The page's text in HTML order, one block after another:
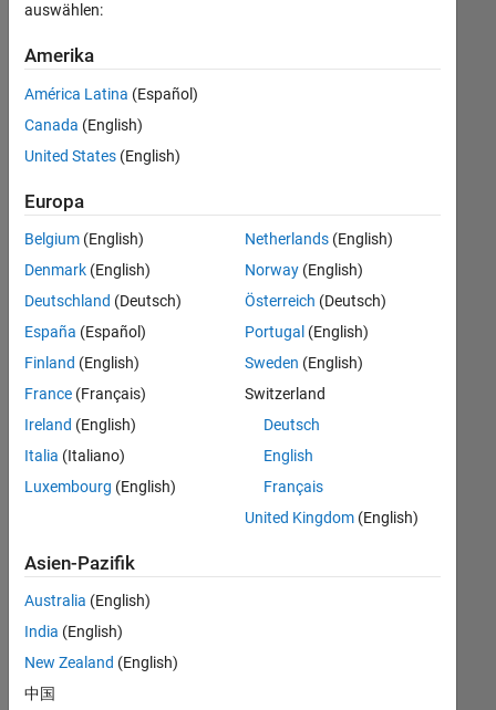
Inside Sales
Business Model Team
Human Resources
Legal
Büro- und Verwaltungsdienste
Derzeit
es
keine
offenen
Stellen,
Ihren
Suchkriterien
entsprechen.
können
die
Suchkriterien
weiter
fassen
oder
alle
Stellenangebote
anzeigen .
noch
keine
offenen
Stellen
können,
auswählen:
Amerika
América Latina (Español)
Canada (English)
United States (English)
Europa
Belgium (English)
Denmark (English)
Deutschland (Deutsch)
España (Español)
Finland (English)
France (Français)
Ireland (English)
Italia (Italiano)
Luxembourg (English)
Netherlands(English)
Norway(English)
Österreich (Deutsch)
Portugal (English)
Sweden (English)
Switzerland
Deutsch
English
Français
United Kingdom(English)
Asien-Pazifik
Australia (English)
India (English)
New Zealand (English)
中国